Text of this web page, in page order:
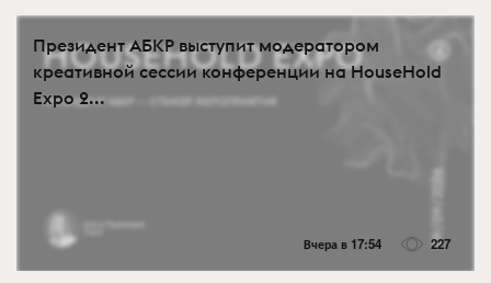
Президент АБКР выступит модератором
креативной сессии конференции на HouseHold
Expo 2...
Вчера в 17:54 227